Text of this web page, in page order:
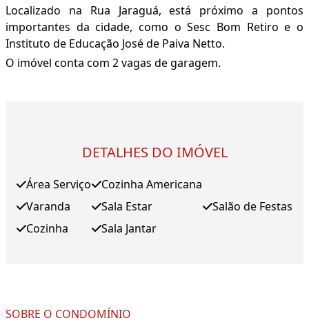
Localizado na Rua Jaraguá, está próximo a pontos
importantes da cidade, como o Sesc Bom Retiro e o
Instituto de Educação José de Paiva Netto.
O imóvel conta com 2 vagas de garagem.
DETALHES DO IMÓVEL
Área Serviço
Varanda
Cozinha
Cozinha Americana
Sala Estar
Sala Jantar
Salão de Festas
SOBRE O CONDOMÍNIO